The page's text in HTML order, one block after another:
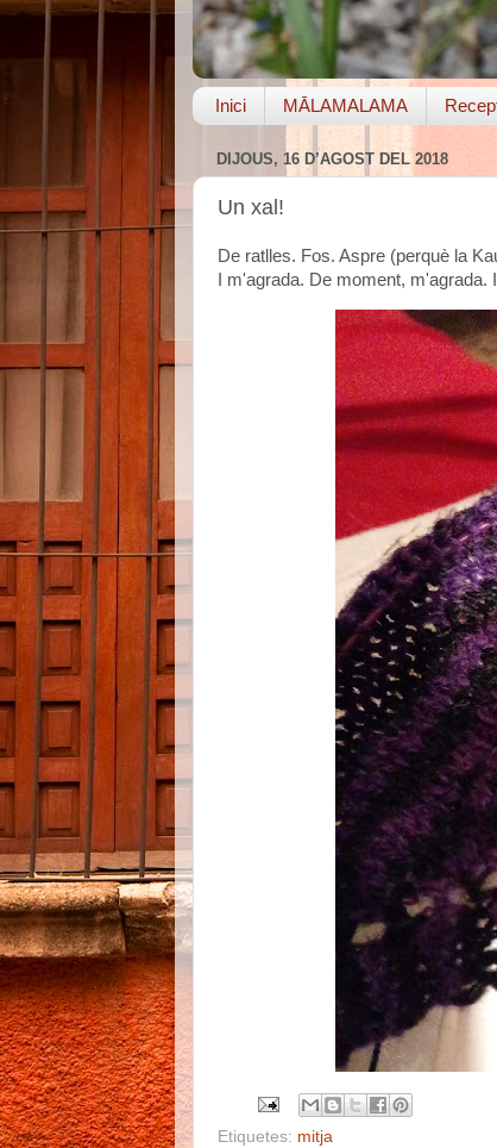
Inici MĀLAMALAMA
DIJOUS, 16 D’AGOST DEL 2018
Un xal!
De ratlles. Fos. Aspre (perquè la
I m'agrada. De moment, m'agrada.
Etiquetes: mitja